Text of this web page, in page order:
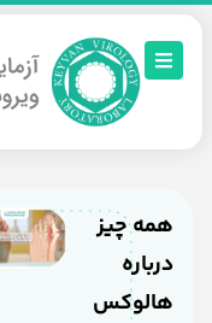
همه چیز
درباره
هالوکس